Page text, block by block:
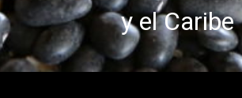
y el Caribe